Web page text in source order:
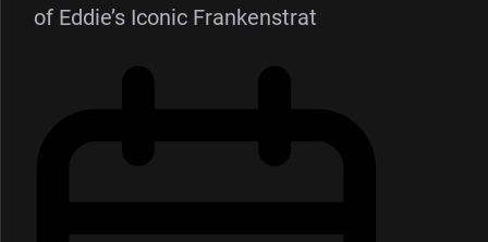
of Eddie’s Iconic Frankenstrat